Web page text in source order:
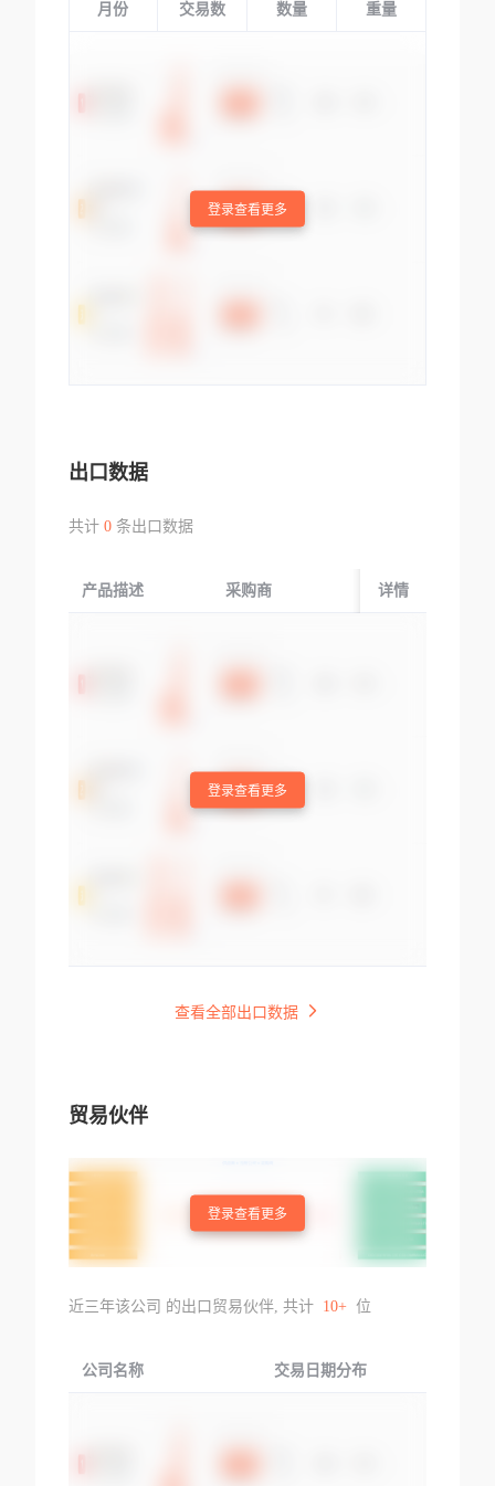
月份 交易数 数量 重量
登录查看更多
出口数据
共计 0条出口数据
产品描述 采购商 起运国/地区
详情
登录查看更多
查看全部出口数据
贸易伙伴
登录查看更多
近三年该公司 的出口贸易伙伴, 共计 10+ 位
公司名称 交易日期分布